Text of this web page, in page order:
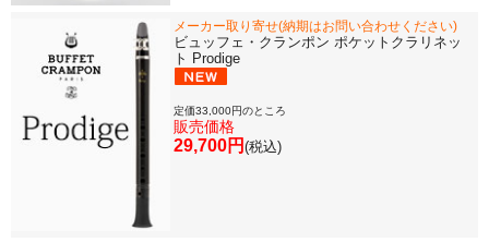
メーカー取り寄せ(納期はお問い合わせください)
ビュッフェ・クランポン ポケットクラリネッ
ト Prodige
定価33,000円のところ
販売価格
29,700円 (税込)